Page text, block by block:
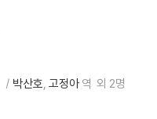
박산호 고정아역 외 2명